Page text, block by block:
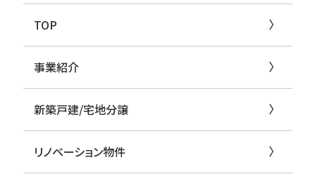
TOP
事業紹介
新築戸建/宅地分譲
リノベーション物件